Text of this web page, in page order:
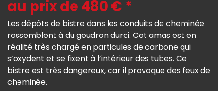
au prix de 480 € *
Les dépôts de bistre dans les conduits de cheminée
ressemblent à du goudron durci. Cet amas est en
réalité très chargé en particules de carbone qui
s’oxydent et se fixent à l’intérieur des tubes. Ce
bistre est très dangereux, car il provoque des feux de
cheminée.